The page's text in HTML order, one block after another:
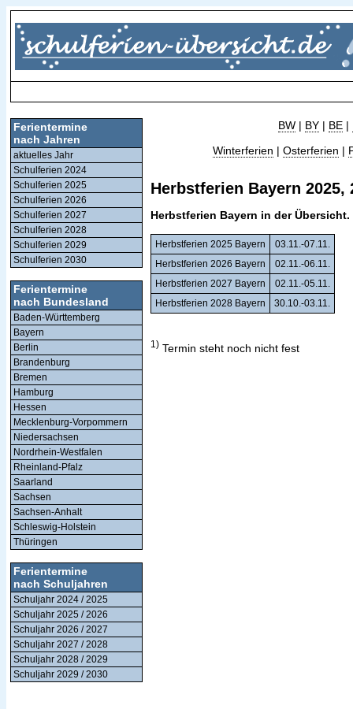
Ferientermine
nach Jahren
aktuelles Jahr
Schulferien 2024
Schulferien 2025
Schulferien 2026
Schulferien 2027
Schulferien 2028
Schulferien 2029
Schulferien 2030
Ferientermine
nach Bundesland
Baden-Württemberg
Bayern
Berlin
Brandenburg
Bremen
Hamburg
Hessen
Mecklenburg-Vorpommern
Niedersachsen
Nordrhein-Westfalen
Rheinland-Pfalz
Saarland
Sachsen
Sachsen-Anhalt
Schleswig-Holstein
Thüringen
Ferientermine
nach Schuljahren
Schuljahr 2024 / 2025
Schuljahr 2025 / 2026
Schuljahr 2026 / 2027
Schuljahr 2027 / 2028
Schuljahr 2028 / 2029
Schuljahr 2029 / 2030
BW | BY | BE |
Winterferien | Osterferien |
Herbstferien Bayern 2025,
Herbstferien Bayern in der Übersicht.
Herbstferien 2025 Bayern
03.11.-07.11.
Herbstferien 2026 Bayern
02.11.-06.11.
Herbstferien 2027 Bayern
02.11.-05.11.
Herbstferien 2028 Bayern
30.10.-03.11.
1) Termin steht noch nicht fest